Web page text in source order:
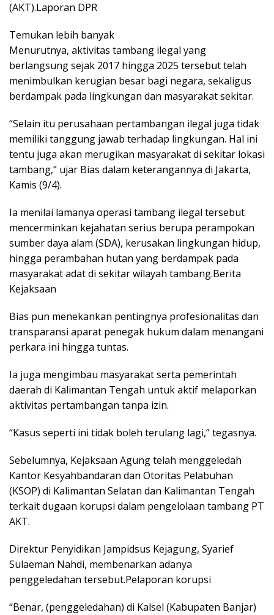
(AKT).Laporan DPR
Temukan lebih banyak
Menurutnya, aktivitas tambang ilegal yang
berlangsung sejak 2017 hingga 2025 tersebut telah
menimbulkan kerugian besar bagi negara, sekaligus
berdampak pada lingkungan dan masyarakat sekitar.
“Selain itu perusahaan pertambangan ilegal juga tidak
memiliki tanggung jawab terhadap lingkungan. Hal ini
tentu juga akan merugikan masyarakat di sekitar lokasi
tambang,” ujar Bias dalam keterangannya di Jakarta,
Kamis (9/4).
Ia menilai lamanya operasi tambang ilegal tersebut
mencerminkan kejahatan serius berupa perampokan
sumber daya alam (SDA), kerusakan lingkungan hidup,
hingga perambahan hutan yang berdampak pada
masyarakat adat di sekitar wilayah tambang.Berita
Kejaksaan
Bias pun menekankan pentingnya profesionalitas dan
transparansi aparat penegak hukum dalam menangani
perkara ini hingga tuntas.
Ia juga mengimbau masyarakat serta pemerintah
daerah di Kalimantan Tengah untuk aktif melaporkan
aktivitas pertambangan tanpa izin.
“Kasus seperti ini tidak boleh terulang lagi,” tegasnya.
Sebelumnya, Kejaksaan Agung telah menggeledah
Kantor Kesyahbandaran dan Otoritas Pelabuhan
(KSOP) di Kalimantan Selatan dan Kalimantan Tengah
terkait dugaan korupsi dalam pengelolaan tambang PT
AKT.
Direktur Penyidikan Jampidsus Kejagung, Syarief
Sulaeman Nahdi, membenarkan adanya
penggeledahan tersebut.Pelaporan korupsi
“Benar, (penggeledahan) di Kalsel (Kabupaten Banjar)